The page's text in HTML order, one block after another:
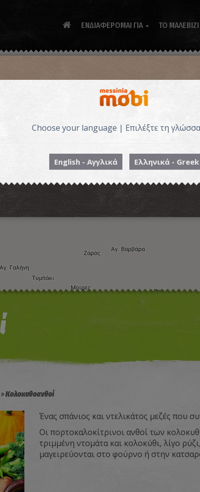
ΕΝΔΙΑΦΕΡΟΜΑΙ ΓΙΑ  ΤΟ
Κολοκυθοανθοί
Ένας σπάνιος και ντελικάτος μεζές που
Οι πορτοκαλοκίτρινοι ανθοί των
τριμμένη ντομάτα και κολοκύθι, λίγο
μαγειρεύονται στο φούρνο ή στην
Choose your language | Επιλέξτε τη
English - Αγγλικά Ελληνικά - Greek